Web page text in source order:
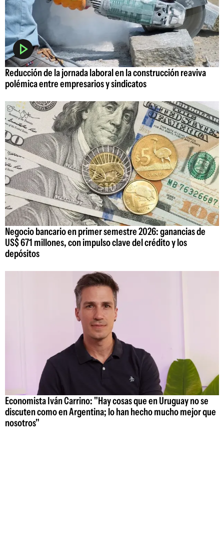
Reducción de la jornada laboral en la construcción reaviva
polémica entre empresarios y sindicatos
Negocio bancario en primer semestre 2026: ganancias de
US$ 671 millones, con impulso clave del crédito y los
depósitos
Economista Iván Carrino: "Hay cosas que en Uruguay no se
discuten como en Argentina; lo han hecho mucho mejor que
nosotros"